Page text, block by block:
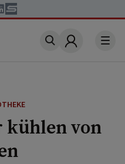
Account
kühlen von